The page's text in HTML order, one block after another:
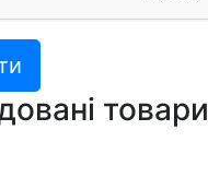
товари